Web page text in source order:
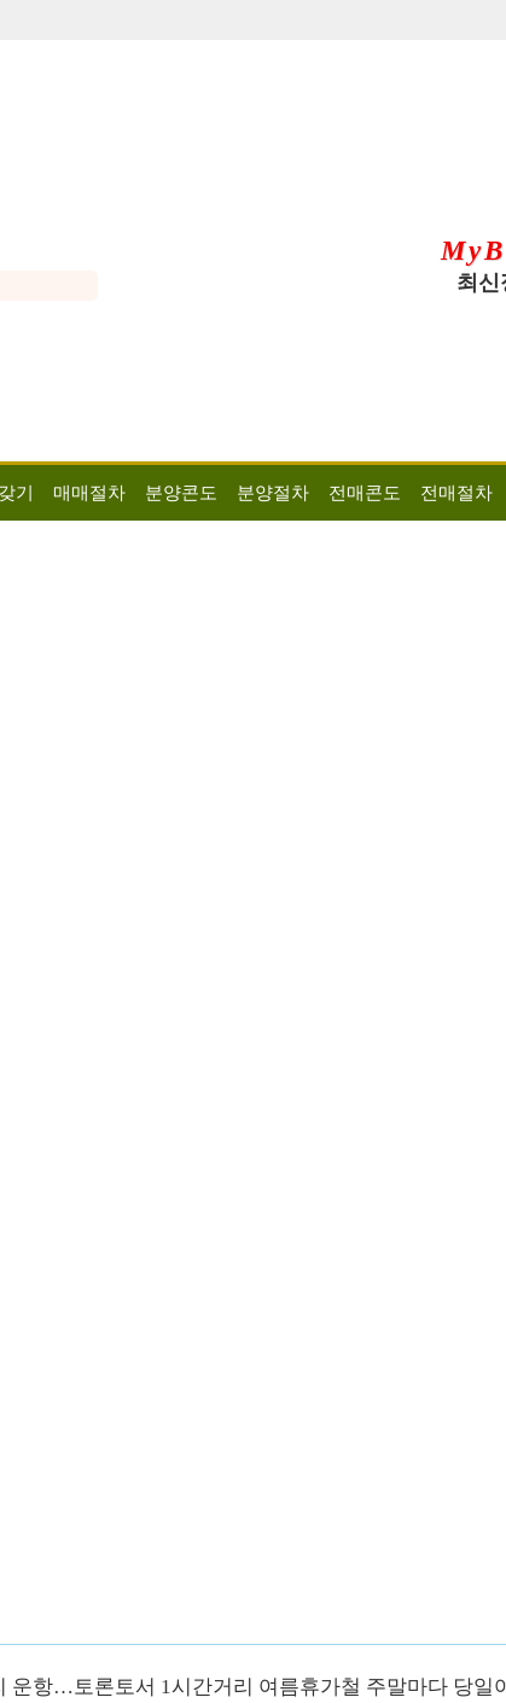
최신
기 매매절차 분양콘도 분양절차 전매콘도 전매절차
운항…토론토서 1시간거리 여름휴가철 주말마다 당일